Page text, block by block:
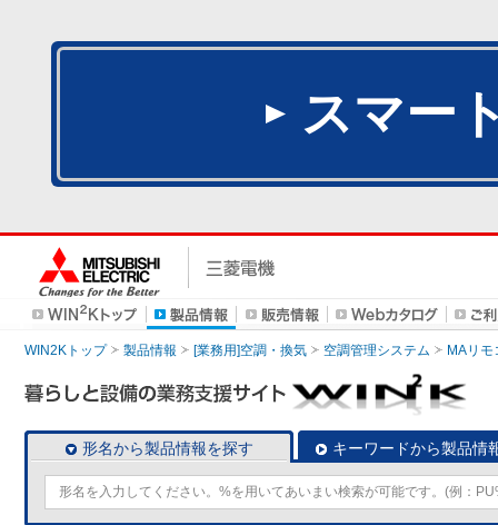
スマー
WIN2Kトップ 製品情報 [業務用]空調・換気 空調管理システム MAリモ
形名から製品情報を探す キーワードから製品情